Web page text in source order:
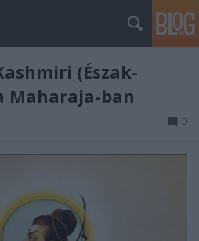
(Észak-
Maharaja-ban
0